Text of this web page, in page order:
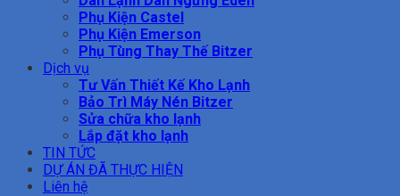
Phụ Kiện Castel
Phụ Kiện Emerson
Phụ Tùng Thay Thế Bitzer
Dịch vụ
Tư Vấn Thiết Kế Kho Lạnh
Bảo Trì Máy Nén Bitzer
Sửa chữa kho lạnh
Lắp đặt kho lạnh
TIN TỨC
DỰ ÁN ĐÃ THỰC HIỆN
Liên hệ